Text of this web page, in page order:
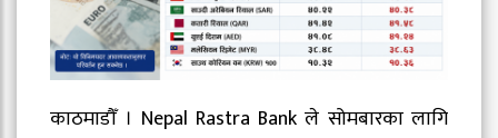
काठमाडौँ । Nepal Rastra Bank ले सोमबारका लागि